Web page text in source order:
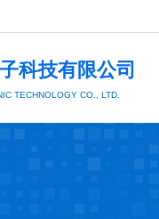
科技有限公司
TECHNOLOGY CO., LTD.